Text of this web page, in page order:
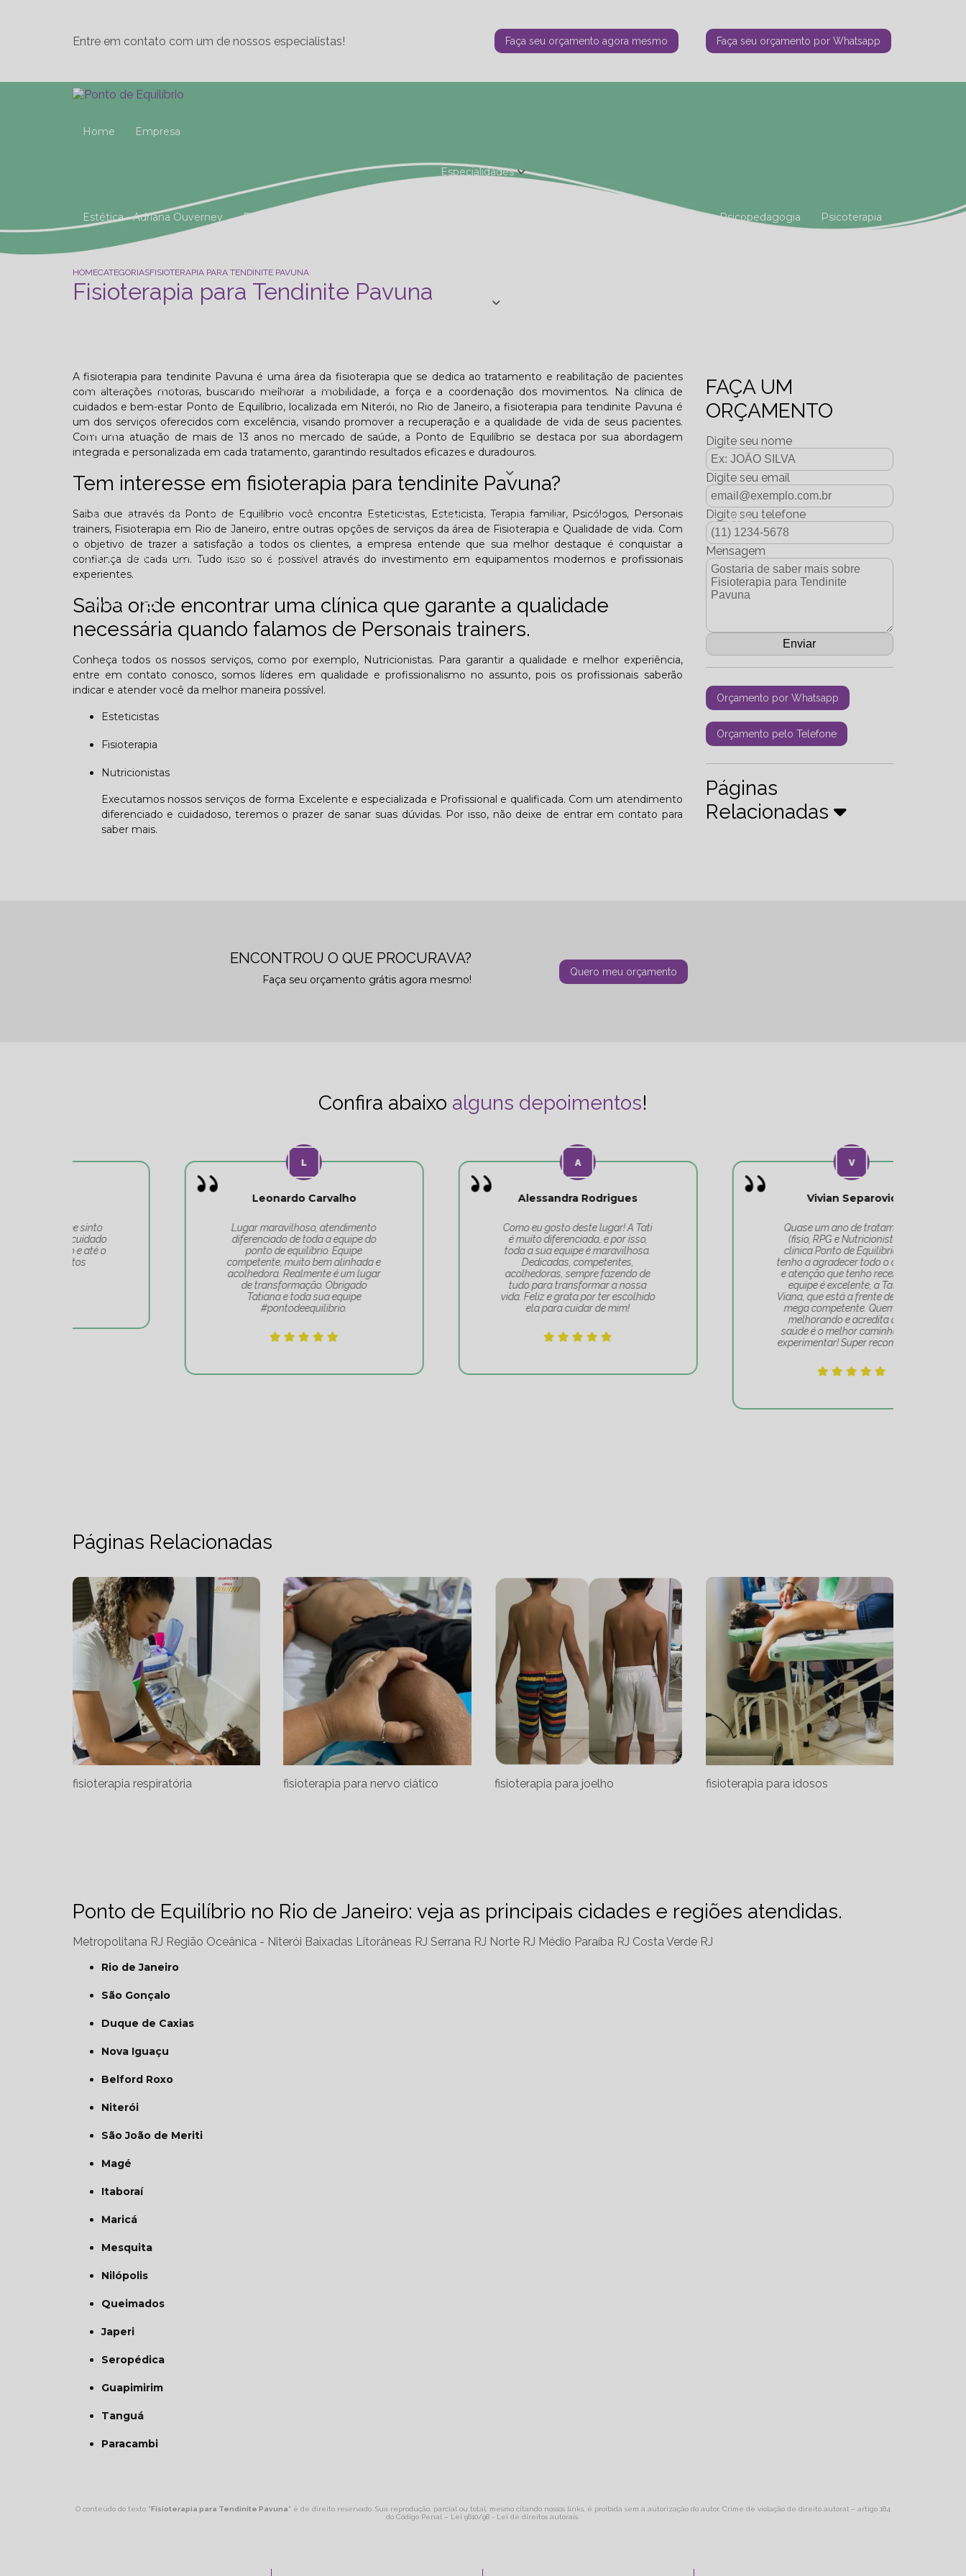
Entre em contato com um de nossos especialistas! Faça seu orçamento agora mesmo Faça seu orçamento por Whatsapp
Home Empresa
Especialidades
Estética - Adriana Ouverney Fisioterapia Psicopedagogia Psicoterapia
Você sabe o que é TOD (Transtorno opositivo desafiador)?
Galeria
Jornal PE
Edição Agosto - 2025 Edição Setembro - 2025 Edição Outubro - 2025 Edição Novembro - 2025 Edição Dezembro - 2025
Edição Fevereiro - 2026 Edição Março - 2026
Contato
HOMECATEGORIASFISIOTERAPIA PARA TENDINITE PAVUNA
Fisioterapia para Tendinite Pavuna
A fisioterapia para tendinite Pavuna é uma área da fisioterapia que se dedica ao tratamento e reabilitação de pacientes
com alterações motoras, buscando melhorar a mobilidade, a força e a coordenação dos movimentos. Na clínica de
cuidados e bem-estar Ponto de Equilíbrio, localizada em Niterói, no Rio de Janeiro, a fisioterapia para tendinite Pavuna é
um dos serviços oferecidos com excelência, visando promover a recuperação e a qualidade de vida de seus pacientes.
Com uma atuação de mais de 13 anos no mercado de saúde, a Ponto de Equilíbrio se destaca por sua abordagem
integrada e personalizada em cada tratamento, garantindo resultados eficazes e duradouros.
Tem interesse em fisioterapia para tendinite Pavuna?
Saiba que através da Ponto de Equilíbrio você encontra Esteticistas, Esteticista, Terapia familiar, Psicólogos, Personais
trainers, Fisioterapia em Rio de Janeiro, entre outras opções de serviços da área de Fisioterapia e Qualidade de vida. Com
o objetivo de trazer a satisfação a todos os clientes, a empresa entende que sua melhor destaque é conquistar a
confiança de cada um. Tudo isso só é possível através do investimento em equipamentos modernos e profissionais
experientes.
Saiba onde encontrar uma clínica que garante a qualidade
necessária quando falamos de Personais trainers.
Conheça todos os nossos serviços, como por exemplo, Nutricionistas. Para garantir a qualidade e melhor experiência,
entre em contato conosco, somos líderes em qualidade e profissionalismo no assunto, pois os profissionais saberão
indicar e atender você da melhor maneira possível.
Esteticistas
Fisioterapia
Nutricionistas
Executamos nossos serviços de forma Excelente e especializada e Profissional e qualificada. Com um atendimento
diferenciado e cuidadoso, teremos o prazer de sanar suas dúvidas. Por isso, não deixe de entrar em contato para
saber mais.
FAÇA UM
ORÇAMENTO
Digite seu nome
Digite seu email
Digite seu telefone
Mensagem
Orçamento por Whatsapp
Orçamento pelo Telefone
Páginas
Relacionadas
ENCONTROU O QUE PROCURAVA?
Faça seu orçamento grátis agora mesmo!
Quero meu orçamento
Confira abaixo alguns depoimentos!
Leonardo Carvalho
Lugar maravilhoso, atendimento
diferenciado de toda a equipe do
ponto de equilíbrio. Equipe
competente, muito bem alinhada e
acolhedora. Realmente é um lugar
de transformação. Obrigado
Tatiana e toda sua equipe
Alessandra Rodrigues
Como eu gosto deste lugar! A Tati
é muito diferenciada, e por isso,
toda a sua equipe é maravilhosa.
Dedicadas, competentes,
acolhedoras, sempre fazendo de
tudo para transformar a nossa
vida. Feliz e grata por ter escolhido
ela para cuidar de mim!
Quase um ano de tratamentos
(fisio, RPG e Nutricionista) na
clínica Ponto de Equilíbrio, e só
tenho a agradecer todo o cuidado
e atenção que tenho recebido. A
equipe é excelente, a Tatiana
Viana, que está a frente de tudo, é
mega competente. Quem se vê
melhorando e acredita que a
saúde é o melhor caminho, deve
experimentar! Super recomendo!!!
Páginas Relacionadas
fisioterapia respiratória fisioterapia para nervo ciático fisioterapia para joelho fisioterapia para idosos
Ponto de Equilíbrio no Rio de Janeiro: veja as principais cidades e regiões atendidas.
Metropolitana RJ Região Oceânica - Niterói Baixadas Litorâneas RJ Serrana RJ Norte RJ Médio Paraíba RJ Costa Verde RJ
Rio de Janeiro
São Gonçalo
Duque de Caxias
Nova Iguaçu
Belford Roxo
Niterói
São João de Meriti
Magé
Itaboraí
Maricá
Mesquita
Nilópolis
Queimados
Japeri
Seropédica
Guapimirim
Tanguá
Paracambi
O conteúdo do texto "Fisioterapia para Tendinite Pavuna" é de direito reservado. Sua reprodução, parcial ou total, mesmo citando nossos links, é proibida sem a autorização do autor. Crime de violação de direito autoral – artigo 184
do Código Penal – Lei 9610/98 - Lei de direitos autorais